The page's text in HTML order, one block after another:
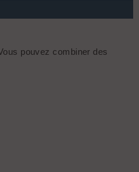
pouvez combiner des